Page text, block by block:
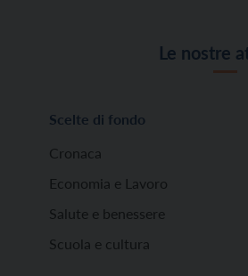
Le nostre
Scelte di fondo
Cronaca
Economia e Lavoro
Salute e benessere
Scuola e cultura